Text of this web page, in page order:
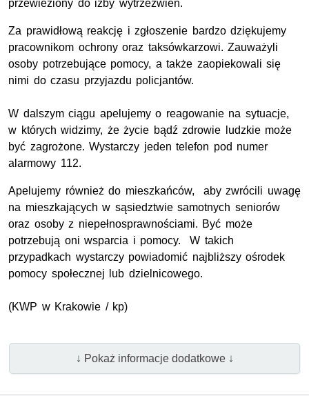
przewieziony do izby wytrzeźwień.
Za prawidłową reakcję i zgłoszenie bardzo dziękujemy
pracownikom ochrony oraz taksówkarzowi. Zauważyli
osoby potrzebujące pomocy, a także zaopiekowali się
nimi do czasu przyjazdu policjantów.
W dalszym ciągu apelujemy o reagowanie na sytuacje,
w których widzimy, że życie bądź zdrowie ludzkie może
być zagrożone. Wystarczy jeden telefon pod numer
alarmowy 112.
Apelujemy również do mieszkańców, aby zwrócili uwagę
na mieszkających w sąsiedztwie samotnych seniorów
oraz osoby z niepełnosprawnościami. Być może
potrzebują oni wsparcia i pomocy. W takich
przypadkach wystarczy powiadomić najbliższy ośrodek
pomocy społecznej lub dzielnicowego.
(KWP w Krakowie / kp)
↓ Pokaż informacje dodatkowe ↓